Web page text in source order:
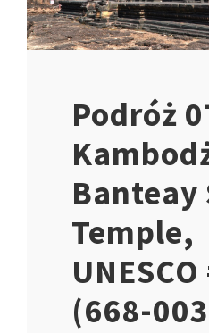
Podróż
Banteay
Temple,
(668-